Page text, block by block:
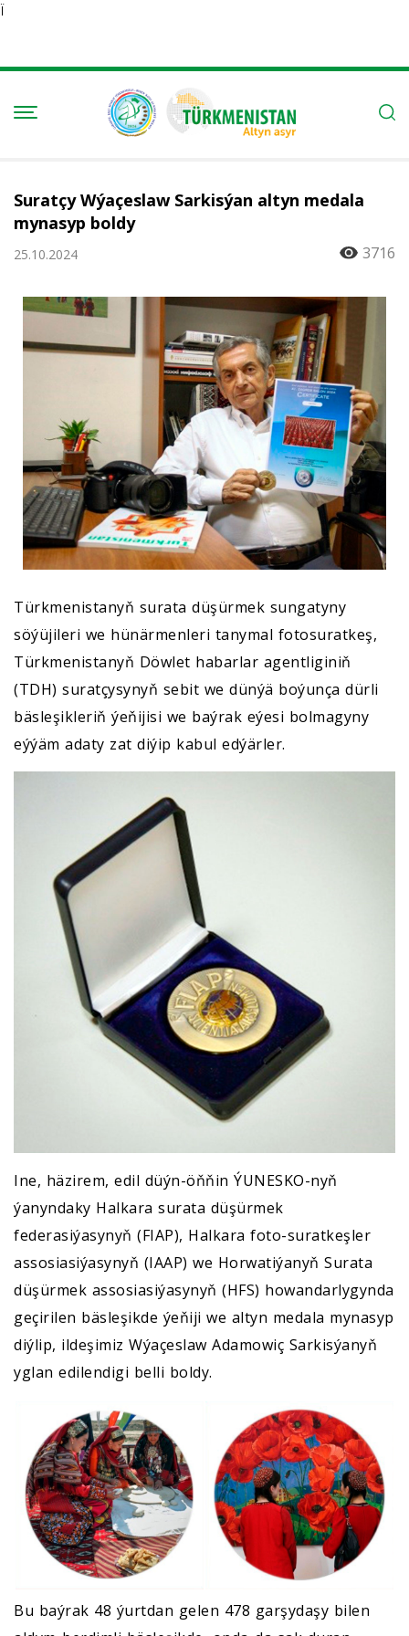
Ï
Suratçy Wýaçeslaw Sarkisýan altyn medala
mynasyp boldy
25.10.2024 3716
Türkmenistanyň surata düşürmek sungatyny
söýüjileri we hünärmenleri tanymal fotosuratkeş,
Türkmenistanyň Döwlet habarlar agentliginiň
(TDH) suratçysynyň sebit we dünýä boýunça dürli
bäsleşikleriň ýeňijisi we baýrak eýesi bolmagyny
eýýäm adaty zat diýip kabul edýärler.
Ine, häzirem, edil düýn-öňňin ÝUNESKO-nyň
ýanyndaky Halkara surata düşürmek
federasiýasynyň (FIAP), Halkara foto-suratkeşler
assosiasiýasynyň (IAAP) we Horwatiýanyň Surata
düşürmek assosiasiýasynyň (HFS) howandarlygynda
geçirilen bäsleşikde ýeňiji we altyn medala mynasyp
diýlip, ildeşimiz Wýaçeslaw Adamowiç Sarkisýanyň
yglan edilendigi belli boldy.
Bu baýrak 48 ýurtdan gelen 478 garşydaşy bilen